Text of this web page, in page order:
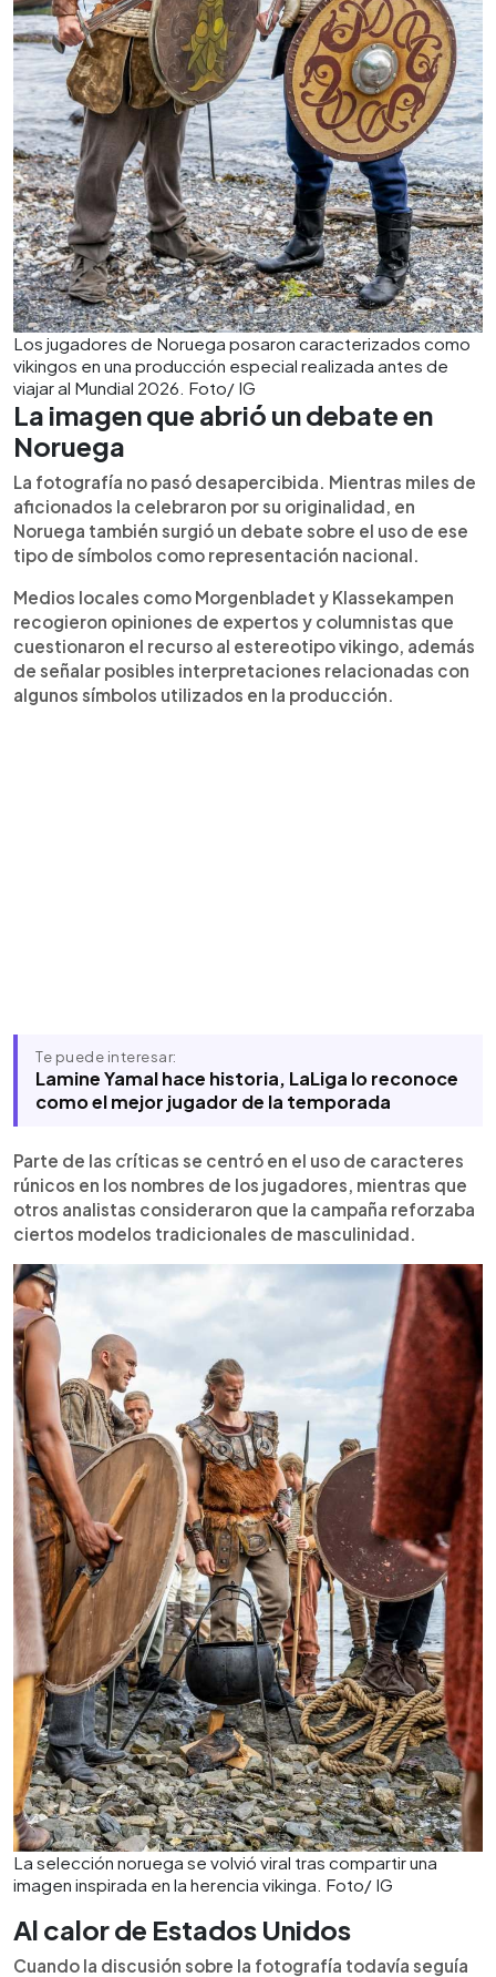
Los jugadores de Noruega posaron caracterizados como
vikingos en una producción especial realizada antes de
viajar al Mundial 2026. Foto/ IG
La imagen que abrió un debate en
Noruega
La fotografía no pasó desapercibida. Mientras miles de
aficionados la celebraron por su originalidad, en
Noruega también surgió un debate sobre el uso de ese
tipo de símbolos como representación nacional.
Medios locales como Morgenbladet y Klassekampen
recogieron opiniones de expertos y columnistas que
cuestionaron el recurso al estereotipo vikingo, además
de señalar posibles interpretaciones relacionadas con
algunos símbolos utilizados en la producción.
Te puede interesar:
Lamine Yamal hace historia, LaLiga lo reconoce
como el mejor jugador de la temporada
Parte de las críticas se centró en el uso de caracteres
rúnicos en los nombres de los jugadores, mientras que
otros analistas consideraron que la campaña reforzaba
ciertos modelos tradicionales de masculinidad.
La selección noruega se volvió viral tras compartir una
imagen inspirada en la herencia vikinga. Foto/ IG
Al calor de Estados Unidos
Cuando la discusión sobre la fotografía todavía seguía